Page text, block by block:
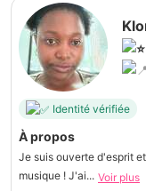
Identité vérifiée
À propos
Je suis ouverte d'esprit
musique ! J'ai... Voir plus